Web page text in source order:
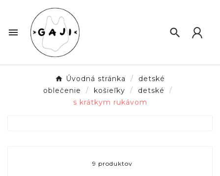
 
Úvodná stránka
detské
oblečenie
košieľky
detské
s krátkym rukávom
9 produktov